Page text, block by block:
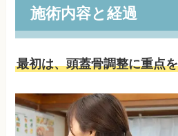
施術内容と経過
最初は、頭蓋骨調整に重点